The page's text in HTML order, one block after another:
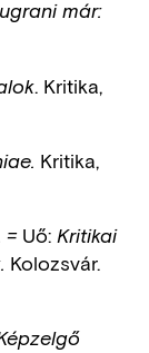
már:
. Kritika,
Kritika,
=Uő: Kritikai
Kolozsvár.